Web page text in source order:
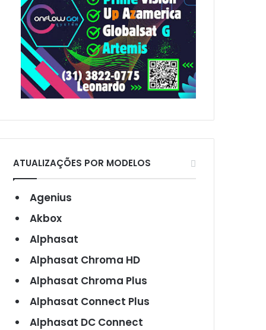
ATUALIZAÇÕES POR MODELOS
Agenius
Akbox
Alphasat
Alphasat Chroma HD
Alphasat Chroma Plus
Alphasat Connect Plus
Alphasat DC Connect